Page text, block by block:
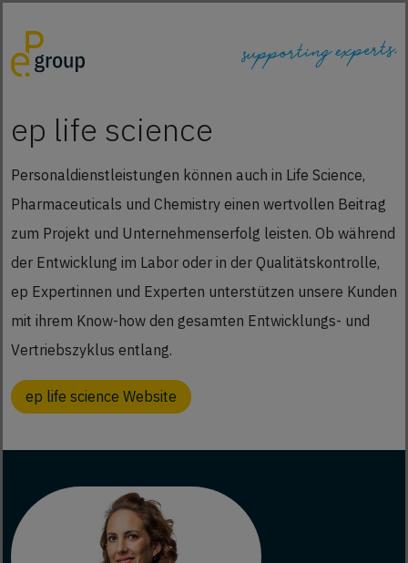
ep life science
Personaldienstleistungen können auch in Life Science,
Pharmaceuticals und Chemistry einen wertvollen Beitrag
zum Projekt und Unternehmenserfolg leisten. Ob während
der Entwicklung im Labor oder in der Qualitätskontrolle,
ep Expertinnen und Experten unterstützen unsere Kunden
mit ihrem Know-how den gesamten Entwicklungs- und
Vertriebszyklus entlang.
ep life science Website